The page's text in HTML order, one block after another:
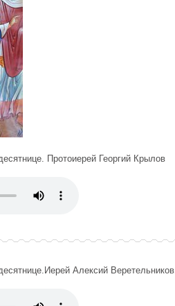
Протоиерей Георгий Крылов
Алексий Веретельников.